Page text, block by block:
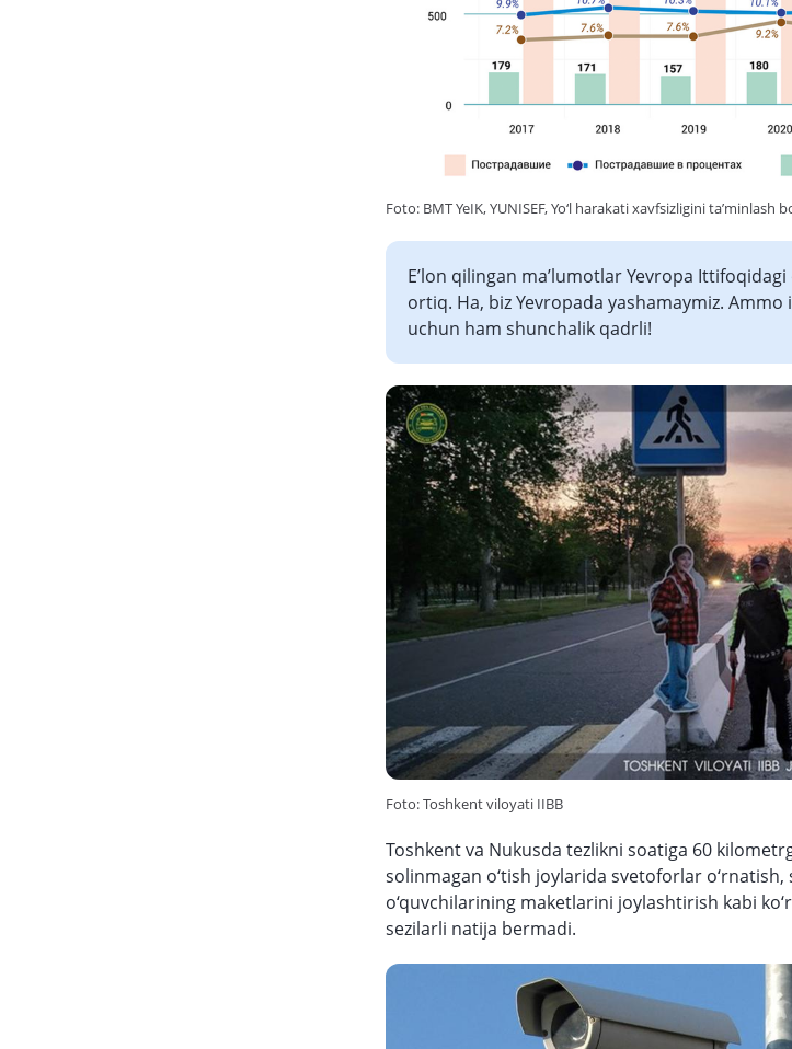
Foto: BMT YeIK, YUNISEF, Yo‘l harakati xavfsizligini ta’minlash
E’lon qilingan ma’lumotlar Yevropa
ortiq. Ha, biz Yevropada yashamaymiz.
uchun ham shunchalik qadrli!
Foto: Toshkent viloyati IIBB
Toshkent va Nukusda tezlikni soatiga 60
solinmagan o‘tish joylarida svetoforlar
o‘quvchilarining maketlarini joylashtirish kabi
sezilarli natija bermadi.